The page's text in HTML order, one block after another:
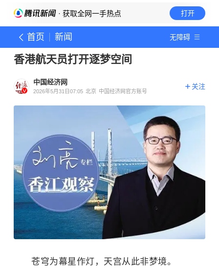
· 获取全网一手热点 打开
首页 新闻 无障碍
香港航天员打开逐梦空间
中国经济网
2026年5月31日07:05 北京 中国经济网官方账号
关注
苍穹为幕星作灯，天宫从此非梦境。